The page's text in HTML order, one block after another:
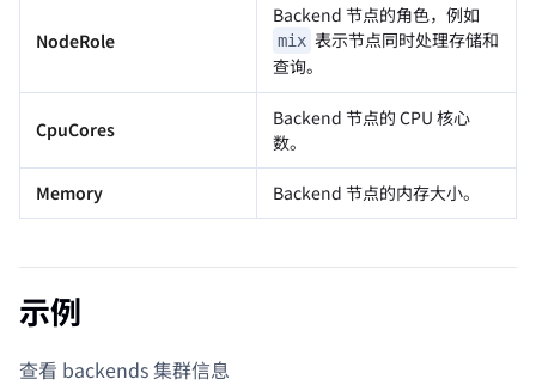
NodeRole
Backend 节点的角色，例如
mix 表示节点同时处理存储和
查询。
CpuCores
Backend 节点的 CPU 核心
数。
Memory Backend 节点的内存大小。
示例
查看 backends 集群信息